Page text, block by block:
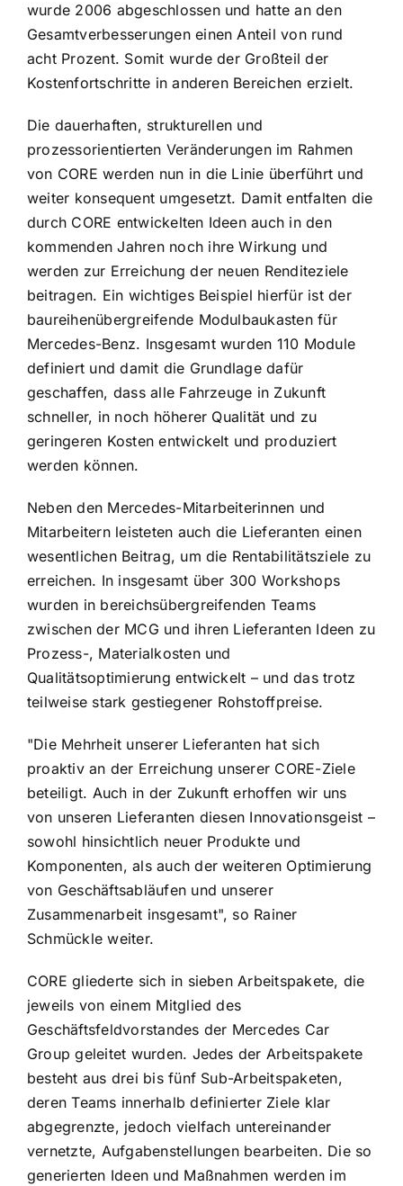
wurde 2006 abgeschlossen und hatte an den
Gesamtverbesserungen einen Anteil von rund
acht Prozent. Somit wurde der Großteil der
Kostenfortschritte in anderen Bereichen erzielt.
Die dauerhaften, strukturellen und
prozessorientierten Veränderungen im Rahmen
von CORE werden nun in die Linie überführt und
weiter konsequent umgesetzt. Damit entfalten die
durch CORE entwickelten Ideen auch in den
kommenden Jahren noch ihre Wirkung und
werden zur Erreichung der neuen Renditeziele
beitragen. Ein wichtiges Beispiel hierfür ist der
baureihenübergreifende Modulbaukasten für
Mercedes-Benz. Insgesamt wurden 110 Module
definiert und damit die Grundlage dafür
geschaffen, dass alle Fahrzeuge in Zukunft
schneller, in noch höherer Qualität und zu
geringeren Kosten entwickelt und produziert
werden können.
Neben den Mercedes-Mitarbeiterinnen und
Mitarbeitern leisteten auch die Lieferanten einen
wesentlichen Beitrag, um die Rentabilitätsziele zu
erreichen. In insgesamt über 300 Workshops
wurden in bereichsübergreifenden Teams
zwischen der MCG und ihren Lieferanten Ideen zu
Prozess-, Materialkosten und
Qualitätsoptimierung entwickelt – und das trotz
teilweise stark gestiegener Rohstoffpreise.
"Die Mehrheit unserer Lieferanten hat sich
proaktiv an der Erreichung unserer CORE-Ziele
beteiligt. Auch in der Zukunft erhoffen wir uns
von unseren Lieferanten diesen Innovationsgeist –
sowohl hinsichtlich neuer Produkte und
Komponenten, als auch der weiteren Optimierung
von Geschäftsabläufen und unserer
Zusammenarbeit insgesamt", so Rainer
Schmückle weiter.
CORE gliederte sich in sieben Arbeitspakete, die
jeweils von einem Mitglied des
Geschäftsfeldvorstandes der Mercedes Car
Group geleitet wurden. Jedes der Arbeitspakete
besteht aus drei bis fünf Sub-Arbeitspaketen,
deren Teams innerhalb definierter Ziele klar
abgegrenzte, jedoch vielfach untereinander
vernetzte, Aufgabenstellungen bearbeiten. Die so
generierten Ideen und Maßnahmen werden im